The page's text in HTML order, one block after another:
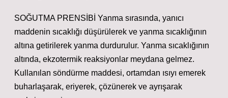
SOĞUTMA PRENSİBİ Yanma sırasında, yanıcı
maddenin sıcaklığı düşürülerek ve yanma sıcaklığının
altına getirilerek yanma durdurulur. Yanma sıcaklığının
altında, ekzotermik reaksiyonlar meydana gelmez.
Kullanılan söndürme maddesi, ortamdan ısıyı emerek
buharlaşarak, eriyerek, çözünerek ve ayrışarak